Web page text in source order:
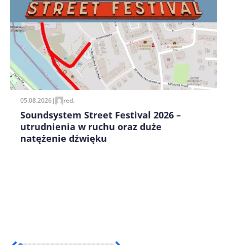
Zapamiętaj moje dane w tej przeglądarce podczas
pisania kolejnych komentarzy.
05.08.2026| red.
Soundsystem Street Festival 2026 –
utrudnienia w ruchu oraz duże
natężenie dźwięku